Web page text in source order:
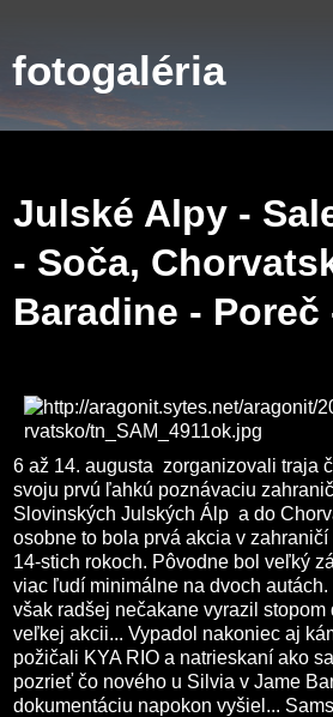
fotogaléria
Julské Alpy -
- Soča,
Baradine -
6 až 14. augusta zorganizovali traja
svoju prvú ľahkú poznávaciu
Slovinských Julských Álp a do
osobne to bola prvá akcia v
14-stich rokoch. Pôvodne bol veľký
viac ľudí minimálne na dvoch
však radšej nečakane vyrazil stopom
veľkej akcii... Vypadol nakoniec aj
požičali KYA RIO a natrieskaní ako
pozrieť čo nového u Silvia v Jame
dokumentáciu napokon vyšiel...